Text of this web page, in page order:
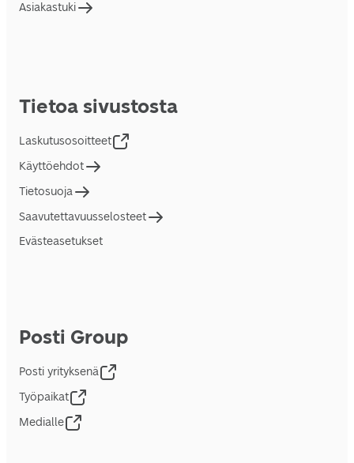
Asiakastuki
Tietoa sivustosta
Laskutusosoitteet
Käyttöehdot
Tietosuoja
Saavutettavuusselosteet
Evästeasetukset
Posti Group
Posti yrityksenä
Työpaikat
Medialle